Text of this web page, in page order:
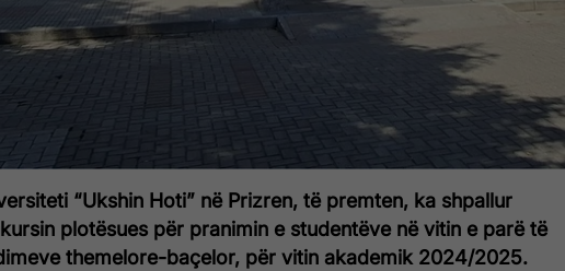
“Ukshin Hoti” në Prizren, të premten, ka shpallur
plotësues për pranimin e studentëve në vitin e parë të
themelore-baçelor, për vitin akademik 2024/2025.